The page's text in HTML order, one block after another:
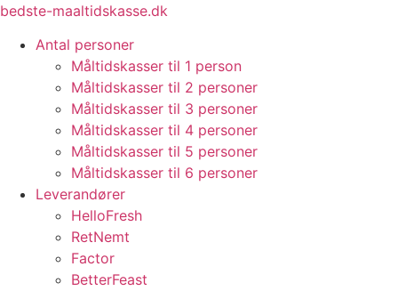
Videre
indhold
bedste-maaltidskasse.dk
Antal personer
Måltidskasser til 1 person
Måltidskasser til 2 personer
Måltidskasser til 3 personer
Måltidskasser til 4 personer
Måltidskasser til 5 personer
Måltidskasser til 6 personer
Leverandører
HelloFresh
RetNemt
Factor
BetterFeast